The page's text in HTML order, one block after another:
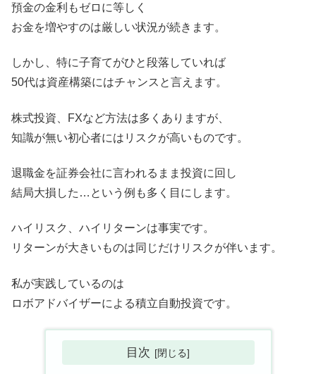
預金の金利もゼロに等しく
お金を増やすのは厳しい状況が続きます。
しかし、特に子育てがひと段落していれば
50代は資産構築にはチャンスと言えます。
株式投資、FXなど方法は多くありますが、
知識が無い初心者にはリスクが高いものです。
退職金を証券会社に言われるまま投資に回し
結局大損した…という例も多く目にします。
ハイリスク、ハイリターンは事実です。
リターンが大きいものは同じだけリスクが伴います。
私が実践しているのは
ロボアドバイザーによる積立自動投資です。
目次